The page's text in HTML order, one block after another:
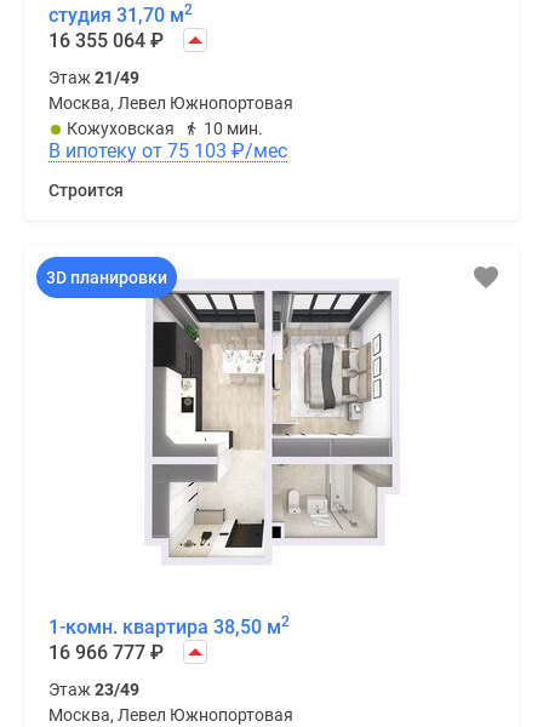
студия 31,70 м2
16 355 064 ₽
Этаж21/49
Москва, Левел Южнопортовая
Кожуховская
10 мин.
В ипотеку от 75 103 ₽/мес
Строится
3D планировки
1-комн. квартира 38,50 м2
16 966 777 ₽
Этаж23/49
Москва, Левел Южнопортовая